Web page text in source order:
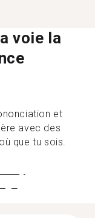
voie la
et
avec des
que tu sois.